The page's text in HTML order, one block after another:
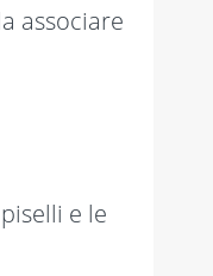
associare
e le